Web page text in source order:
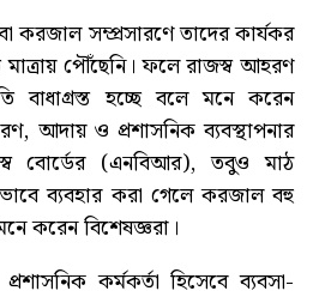
করজাল সম্প্রসারণে তাদের কার্যকর
পৌঁছেনি। ফলে রাজস্ব আহরণ
বাধাগ্রস্ত হচ্ছে বলে মনে করেন
আদায় ও প্রশাসনিক ব্যবস্থাপনার
বোর্ডের (এনবিআর), তবুও মাঠ
ব্যবহার করা গেলে করজাল বহু
করেন বিশেষজ্ঞরা।
কর্মকর্তা হিসেবে ব্যবসা-